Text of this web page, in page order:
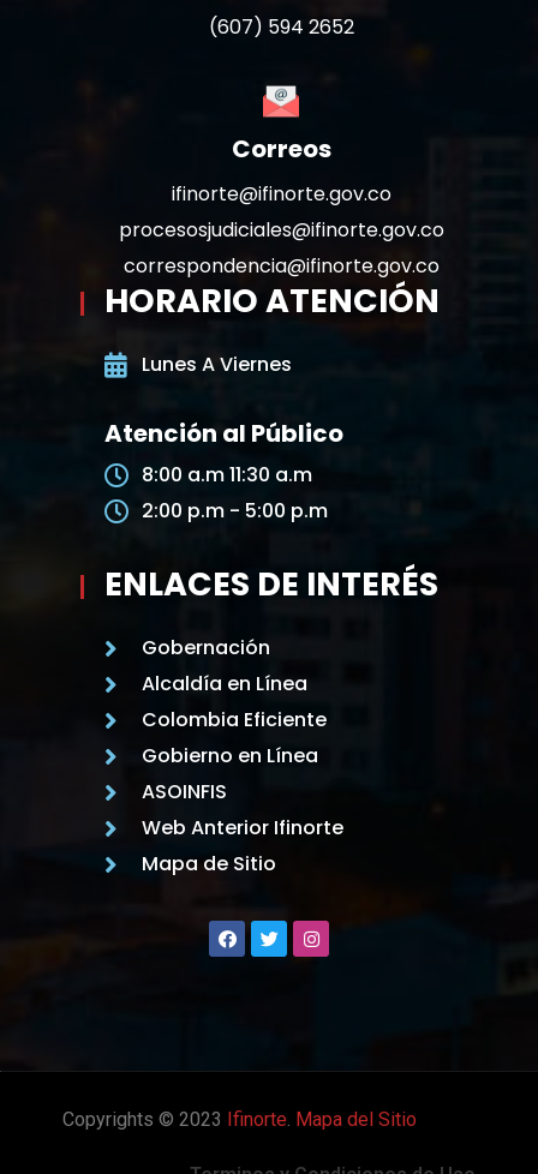
(607) 594 2652
Correos
ifinorte@ifinorte.gov.co
procesosjudiciales@ifinorte.gov.co
correspondencia@ifinorte.gov.co
HORARIO ATENCIÓN
Lunes A Viernes
Atención al Público
8:00 a.m 11:30 a.m
2:00 p.m - 5:00 p.m
ENLACES DE INTERÉS
Gobernación
Alcaldía en Línea
Colombia Eficiente
Gobierno en Línea
ASOINFIS
Web Anterior Ifinorte
Mapa de Sitio
Copyrights © 2023 Ifinorte. Mapa del Sitio